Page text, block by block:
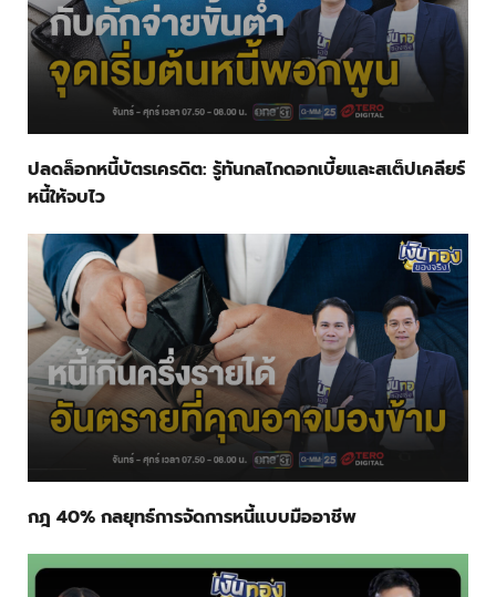
ปลดล็อกหนี้บัตรเครดิต: รู้ทันกลไกดอกเบี้ยและสเต็ปเคลียร์
หนี้ให้จบไว
กฎ 40% กลยุทธ์การจัดการหนี้แบบมืออาชีพ